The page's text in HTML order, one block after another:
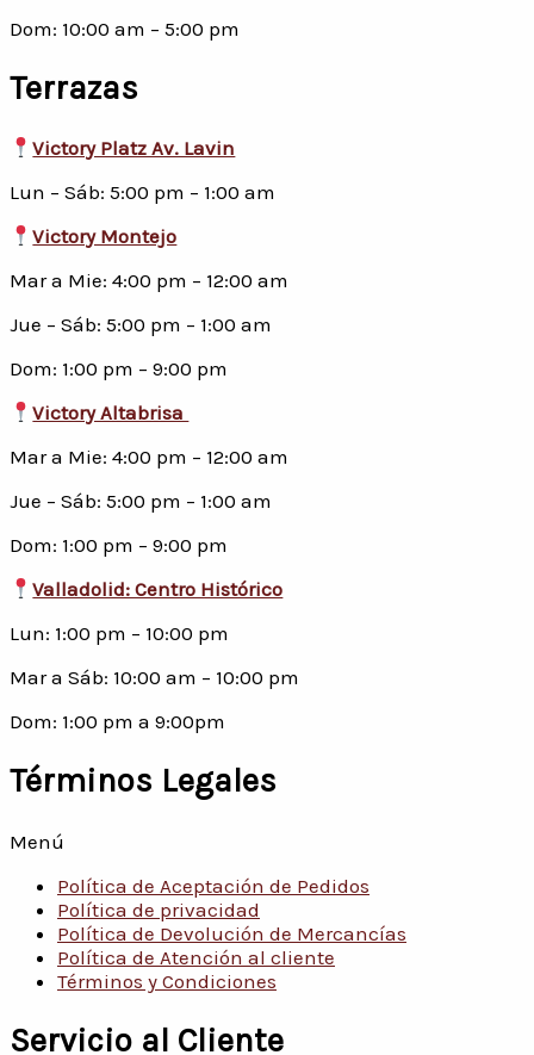
Dom: 10:00 am – 5:00 pm
Terrazas
Victory Platz Av. Lavin
Lun – Sáb: 5:00 pm – 1:00 am
Victory Montejo
Mar a Mie: 4:00 pm – 12:00 am
Jue – Sáb: 5:00 pm – 1:00 am
Dom: 1:00 pm – 9:00 pm
Victory Altabrisa
Mar a Mie: 4:00 pm – 12:00 am
Jue – Sáb: 5:00 pm – 1:00 am
Dom: 1:00 pm – 9:00 pm
Valladolid: Centro Histórico
Lun: 1:00 pm – 10:00 pm
Mar a Sáb: 10:00 am – 10:00 pm
Dom: 1:00 pm a 9:00pm
Términos Legales
Menú
Política de Aceptación de Pedidos
Política de privacidad
Política de Devolución de Mercancías
Política de Atención al cliente
Términos y Condiciones
Servicio al Cliente